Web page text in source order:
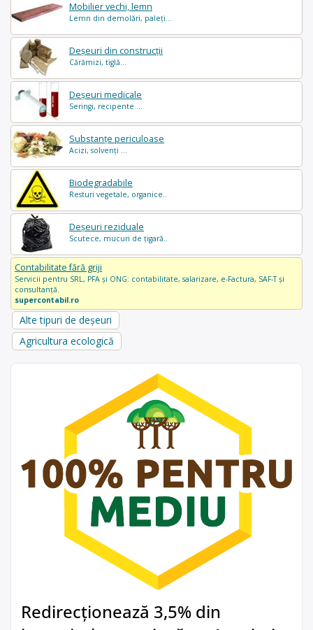
Mobilier vechi, lemn
Lemn din demolări, paleți...
Deșeuri din construcții
Cărămizi, tiglă...
Deșeuri medicale
Seringi, recipente ...
Substanțe periculoase
Acizi, solvenți ...
Biodegradabile
Resturi vegetale, organice..
Deșeuri reziduale
Scutece, mucuri de țigară..
Contabilitate fără griji
Servicii pentru SRL, PFA și ONG: contabilitate, salarizare, e-Factura, SAF-T și
consultanță.
supercontabil.ro
Alte tipuri de deșeuri
Agricultura ecologică
Redirecționează 3,5% din